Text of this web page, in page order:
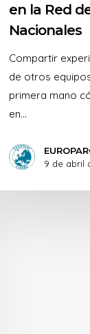
en la Red
Nacionales
Compartir
de otros
primera mano
en…
9 de abril